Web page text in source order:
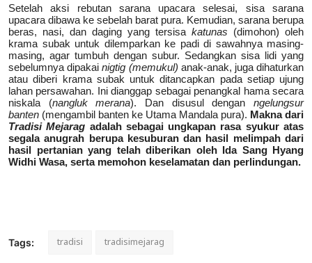
Setelah aksi rebutan sarana upacara selesai, sisa sarana
upacara dibawa ke sebelah barat pura. Kemudian, sarana berupa
beras, nasi, dan daging yang tersisa katunas (dimohon) oleh
krama subak untuk dilemparkan ke padi di sawahnya masing-
masing, agar tumbuh dengan subur. Sedangkan sisa lidi yang
sebelumnya dipakainigtig (memukul) anak-anak, juga dihaturkan
atau diberi krama subak untuk ditancapkan pada setiap ujung
lahan persawahan. Ini dianggap sebagai penangkal hama secara
niskala (nangluk merana). Dan disusul denganngelungsur
banten (mengambil banten ke Utama Mandala pura). Makna dari
Tradisi Mejarag adalah sebagai ungkapan rasa syukur atas
segala anugrah berupa kesuburan dan hasil melimpah dari
hasil pertanian yang telah diberikan oleh Ida Sang Hyang
Widhi Wasa, serta memohon keselamatan dan perlindungan.
Tags: tradisi tradisimejarag